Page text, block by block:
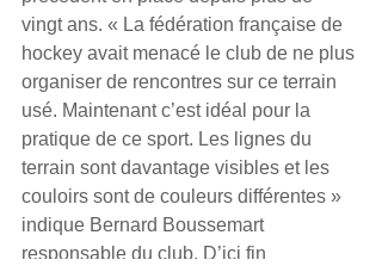
vingt ans. « La fédération française de
hockey avait menacé le club de ne plus
organiser de rencontres sur ce terrain
usé. Maintenant c’est idéal pour la
pratique de ce sport. Les lignes du
terrain sont davantage visibles et les
couloirs sont de couleurs différentes »
indique Bernard Boussemart
responsable du club. D’ici fin